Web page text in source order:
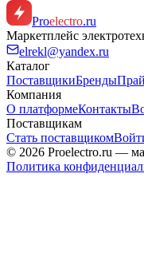
Proelectro.ru
Маркетплейс
elrekl@yandex.ru
Каталог
ПоставщикиБренды
Компания
О платформеКонтакты
Поставщикам
Стать поставщиком
© 2026 Proelectro.ru —
Политика